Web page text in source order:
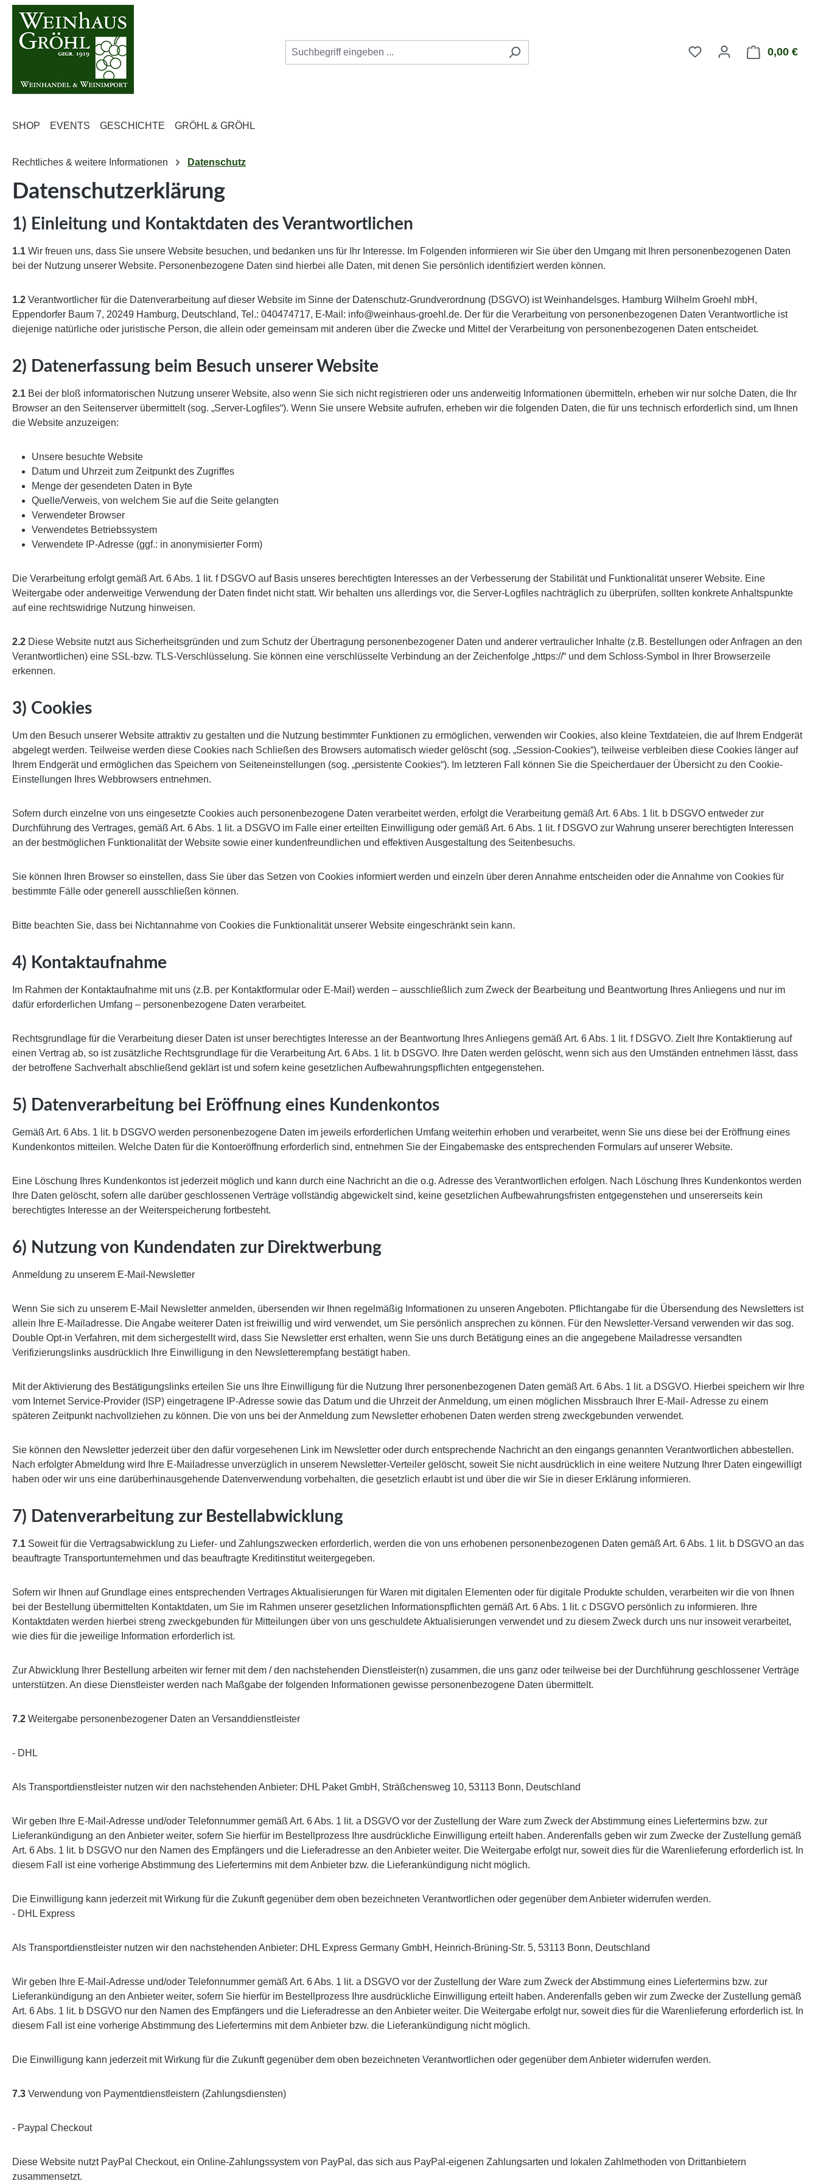
Hauptinhalt springen
Zur Suche springen
Zur Hauptnavigation springen
0,00 €
SHOP EVENTS GESCHICHTE GRÖHL & GRÖHL
Rechtliches & weitere Informationen Datenschutz
Datenschutzerklärung
1) Einleitung und Kontaktdaten des Verantwortlichen
1.1 Wir freuen uns, dass Sie unsere Website besuchen, und bedanken uns für Ihr Interesse. Im Folgenden informieren wir Sie über den Umgang mit Ihren personenbezogenen Daten
bei der Nutzung unserer Website. Personenbezogene Daten sind hierbei alle Daten, mit denen Sie persönlich identifiziert werden können.
1.2 Verantwortlicher für die Datenverarbeitung auf dieser Website im Sinne der Datenschutz-Grundverordnung (DSGVO) ist Weinhandelsges. Hamburg Wilhelm Groehl mbH,
Eppendorfer Baum 7, 20249 Hamburg, Deutschland, Tel.: 040474717, E-Mail: info@weinhaus-groehl.de. Der für die Verarbeitung von personenbezogenen Daten Verantwortliche ist
diejenige natürliche oder juristische Person, die allein oder gemeinsam mit anderen über die Zwecke und Mittel der Verarbeitung von personenbezogenen Daten entscheidet.
2) Datenerfassung beim Besuch unserer Website
2.1 Bei der bloß informatorischen Nutzung unserer Website, also wenn Sie sich nicht registrieren oder uns anderweitig Informationen übermitteln, erheben wir nur solche Daten, die Ihr
Browser an den Seitenserver übermittelt (sog. „Server-Logfiles“). Wenn Sie unsere Website aufrufen, erheben wir die folgenden Daten, die für uns technisch erforderlich sind, um Ihnen
die Website anzuzeigen:
Unsere besuchte Website
Datum und Uhrzeit zum Zeitpunkt des Zugriffes
Menge der gesendeten Daten in Byte
Quelle/Verweis, von welchem Sie auf die Seite gelangten
Verwendeter Browser
Verwendetes Betriebssystem
Verwendete IP-Adresse (ggf.: in anonymisierter Form)
Die Verarbeitung erfolgt gemäß Art. 6 Abs. 1 lit. f DSGVO auf Basis unseres berechtigten Interesses an der Verbesserung der Stabilität und Funktionalität unserer Website. Eine
Weitergabe oder anderweitige Verwendung der Daten findet nicht statt. Wir behalten uns allerdings vor, die Server-Logfiles nachträglich zu überprüfen, sollten konkrete Anhaltspunkte
auf eine rechtswidrige Nutzung hinweisen.
2.2 Diese Website nutzt aus Sicherheitsgründen und zum Schutz der Übertragung personenbezogener Daten und anderer vertraulicher Inhalte (z.B. Bestellungen oder Anfragen an den
Verantwortlichen) eine SSL-bzw. TLS-Verschlüsselung. Sie können eine verschlüsselte Verbindung an der Zeichenfolge „https://“ und dem Schloss-Symbol in Ihrer Browserzeile
erkennen.
3) Cookies
Um den Besuch unserer Website attraktiv zu gestalten und die Nutzung bestimmter Funktionen zu ermöglichen, verwenden wir Cookies, also kleine Textdateien, die auf Ihrem Endgerät
abgelegt werden. Teilweise werden diese Cookies nach Schließen des Browsers automatisch wieder gelöscht (sog. „Session-Cookies“), teilweise verbleiben diese Cookies länger auf
Ihrem Endgerät und ermöglichen das Speichern von Seiteneinstellungen (sog. „persistente Cookies“). Im letzteren Fall können Sie die Speicherdauer der Übersicht zu den Cookie-
Einstellungen Ihres Webbrowsers entnehmen.
Sofern durch einzelne von uns eingesetzte Cookies auch personenbezogene Daten verarbeitet werden, erfolgt die Verarbeitung gemäß Art. 6 Abs. 1 lit. b DSGVO entweder zur
Durchführung des Vertrages, gemäß Art. 6 Abs. 1 lit. a DSGVO im Falle einer erteilten Einwilligung oder gemäß Art. 6 Abs. 1 lit. f DSGVO zur Wahrung unserer berechtigten Interessen
an der bestmöglichen Funktionalität der Website sowie einer kundenfreundlichen und effektiven Ausgestaltung des Seitenbesuchs.
Sie können Ihren Browser so einstellen, dass Sie über das Setzen von Cookies informiert werden und einzeln über deren Annahme entscheiden oder die Annahme von Cookies für
bestimmte Fälle oder generell ausschließen können.
Bitte beachten Sie, dass bei Nichtannahme von Cookies die Funktionalität unserer Website eingeschränkt sein kann.
4) Kontaktaufnahme
Im Rahmen der Kontaktaufnahme mit uns (z.B. per Kontaktformular oder E-Mail) werden – ausschließlich zum Zweck der Bearbeitung und Beantwortung Ihres Anliegens und nur im
dafür erforderlichen Umfang – personenbezogene Daten verarbeitet.
Rechtsgrundlage für die Verarbeitung dieser Daten ist unser berechtigtes Interesse an der Beantwortung Ihres Anliegens gemäß Art. 6 Abs. 1 lit. f DSGVO. Zielt Ihre Kontaktierung auf
einen Vertrag ab, so ist zusätzliche Rechtsgrundlage für die Verarbeitung Art. 6 Abs. 1 lit. b DSGVO. Ihre Daten werden gelöscht, wenn sich aus den Umständen entnehmen lässt, dass
der betroffene Sachverhalt abschließend geklärt ist und sofern keine gesetzlichen Aufbewahrungspflichten entgegenstehen.
5) Datenverarbeitung bei Eröffnung eines Kundenkontos
Gemäß Art. 6 Abs. 1 lit. b DSGVO werden personenbezogene Daten im jeweils erforderlichen Umfang weiterhin erhoben und verarbeitet, wenn Sie uns diese bei der Eröffnung eines
Kundenkontos mitteilen. Welche Daten für die Kontoeröffnung erforderlich sind, entnehmen Sie der Eingabemaske des entsprechenden Formulars auf unserer Website.
Eine Löschung Ihres Kundenkontos ist jederzeit möglich und kann durch eine Nachricht an die o.g. Adresse des Verantwortlichen erfolgen. Nach Löschung Ihres Kundenkontos werden
Ihre Daten gelöscht, sofern alle darüber geschlossenen Verträge vollständig abgewickelt sind, keine gesetzlichen Aufbewahrungsfristen entgegenstehen und unsererseits kein
berechtigtes Interesse an der Weiterspeicherung fortbesteht.
6) Nutzung von Kundendaten zur Direktwerbung
Anmeldung zu unserem E-Mail-Newsletter
Wenn Sie sich zu unserem E-Mail Newsletter anmelden, übersenden wir Ihnen regelmäßig Informationen zu unseren Angeboten. Pflichtangabe für die Übersendung des Newsletters ist
allein Ihre E-Mailadresse. Die Angabe weiterer Daten ist freiwillig und wird verwendet, um Sie persönlich ansprechen zu können. Für den Newsletter-Versand verwenden wir das sog.
Double Opt-in Verfahren, mit dem sichergestellt wird, dass Sie Newsletter erst erhalten, wenn Sie uns durch Betätigung eines an die angegebene Mailadresse versandten
Verifizierungslinks ausdrücklich Ihre Einwilligung in den Newsletterempfang bestätigt haben.
Mit der Aktivierung des Bestätigungslinks erteilen Sie uns Ihre Einwilligung für die Nutzung Ihrer personenbezogenen Daten gemäß Art. 6 Abs. 1 lit. a DSGVO. Hierbei speichern wir Ihre
vom Internet Service-Provider (ISP) eingetragene IP-Adresse sowie das Datum und die Uhrzeit der Anmeldung, um einen möglichen Missbrauch Ihrer E-Mail- Adresse zu einem
späteren Zeitpunkt nachvollziehen zu können. Die von uns bei der Anmeldung zum Newsletter erhobenen Daten werden streng zweckgebunden verwendet.
Sie können den Newsletter jederzeit über den dafür vorgesehenen Link im Newsletter oder durch entsprechende Nachricht an den eingangs genannten Verantwortlichen abbestellen.
Nach erfolgter Abmeldung wird Ihre E-Mailadresse unverzüglich in unserem Newsletter-Verteiler gelöscht, soweit Sie nicht ausdrücklich in eine weitere Nutzung Ihrer Daten eingewilligt
haben oder wir uns eine darüberhinausgehende Datenverwendung vorbehalten, die gesetzlich erlaubt ist und über die wir Sie in dieser Erklärung informieren.
7) Datenverarbeitung zur Bestellabwicklung
7.1 Soweit für die Vertragsabwicklung zu Liefer- und Zahlungszwecken erforderlich, werden die von uns erhobenen personenbezogenen Daten gemäß Art. 6 Abs. 1 lit. b DSGVO an das
beauftragte Transportunternehmen und das beauftragte Kreditinstitut weitergegeben.
Sofern wir Ihnen auf Grundlage eines entsprechenden Vertrages Aktualisierungen für Waren mit digitalen Elementen oder für digitale Produkte schulden, verarbeiten wir die von Ihnen
bei der Bestellung übermittelten Kontaktdaten, um Sie im Rahmen unserer gesetzlichen Informationspflichten gemäß Art. 6 Abs. 1 lit. c DSGVO persönlich zu informieren. Ihre
Kontaktdaten werden hierbei streng zweckgebunden für Mitteilungen über von uns geschuldete Aktualisierungen verwendet und zu diesem Zweck durch uns nur insoweit verarbeitet,
wie dies für die jeweilige Information erforderlich ist.
Zur Abwicklung Ihrer Bestellung arbeiten wir ferner mit dem / den nachstehenden Dienstleister(n) zusammen, die uns ganz oder teilweise bei der Durchführung geschlossener Verträge
unterstützen. An diese Dienstleister werden nach Maßgabe der folgenden Informationen gewisse personenbezogene Daten übermittelt.
7.2 Weitergabe personenbezogener Daten an Versanddienstleister
- DHL
Als Transportdienstleister nutzen wir den nachstehenden Anbieter: DHL Paket GmbH, Sträßchensweg 10, 53113 Bonn, Deutschland
Wir geben Ihre E-Mail-Adresse und/oder Telefonnummer gemäß Art. 6 Abs. 1 lit. a DSGVO vor der Zustellung der Ware zum Zweck der Abstimmung eines Liefertermins bzw. zur
Lieferankündigung an den Anbieter weiter, sofern Sie hierfür im Bestellprozess Ihre ausdrückliche Einwilligung erteilt haben. Anderenfalls geben wir zum Zwecke der Zustellung gemäß
Art. 6 Abs. 1 lit. b DSGVO nur den Namen des Empfängers und die Lieferadresse an den Anbieter weiter. Die Weitergabe erfolgt nur, soweit dies für die Warenlieferung erforderlich ist. In
diesem Fall ist eine vorherige Abstimmung des Liefertermins mit dem Anbieter bzw. die Lieferankündigung nicht möglich.
Die Einwilligung kann jederzeit mit Wirkung für die Zukunft gegenüber dem oben bezeichneten Verantwortlichen oder gegenüber dem Anbieter widerrufen werden.
- DHL Express
Als Transportdienstleister nutzen wir den nachstehenden Anbieter: DHL Express Germany GmbH, Heinrich-Brüning-Str. 5, 53113 Bonn, Deutschland
Wir geben Ihre E-Mail-Adresse und/oder Telefonnummer gemäß Art. 6 Abs. 1 lit. a DSGVO vor der Zustellung der Ware zum Zweck der Abstimmung eines Liefertermins bzw. zur
Lieferankündigung an den Anbieter weiter, sofern Sie hierfür im Bestellprozess Ihre ausdrückliche Einwilligung erteilt haben. Anderenfalls geben wir zum Zwecke der Zustellung gemäß
Art. 6 Abs. 1 lit. b DSGVO nur den Namen des Empfängers und die Lieferadresse an den Anbieter weiter. Die Weitergabe erfolgt nur, soweit dies für die Warenlieferung erforderlich ist. In
diesem Fall ist eine vorherige Abstimmung des Liefertermins mit dem Anbieter bzw. die Lieferankündigung nicht möglich.
Die Einwilligung kann jederzeit mit Wirkung für die Zukunft gegenüber dem oben bezeichneten Verantwortlichen oder gegenüber dem Anbieter widerrufen werden.
7.3 Verwendung von Paymentdienstleistern (Zahlungsdiensten)
- Paypal Checkout
Diese Website nutzt PayPal Checkout, ein Online-Zahlungssystem von PayPal, das sich aus PayPal-eigenen Zahlungsarten und lokalen Zahlmethoden von Drittanbietern
zusammensetzt.